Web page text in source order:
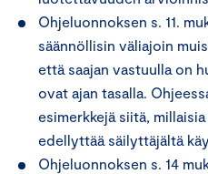
Ohjeluonnoksen s. 11.
säännöllisin väliajoin
että saajan vastuulla on
ovat ajan tasalla.
esimerkkejä siitä,
edellyttää säilyttäjältä
Ohjeluonnoksen s. 14